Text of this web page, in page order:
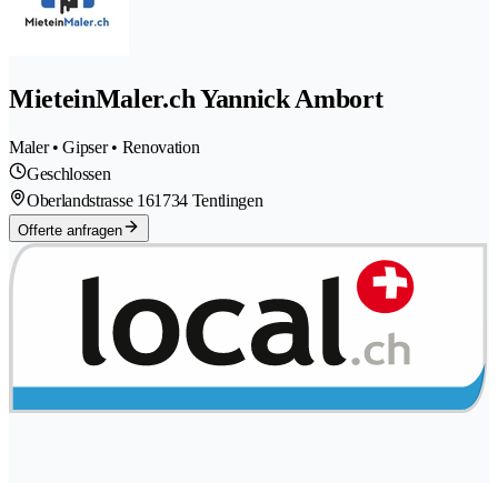
MieteinMaler.ch Yannick Ambort
Maler • Gipser • Renovation
Geschlossen
Oberlandstrasse 161734 Tentlingen
Offerte anfragen